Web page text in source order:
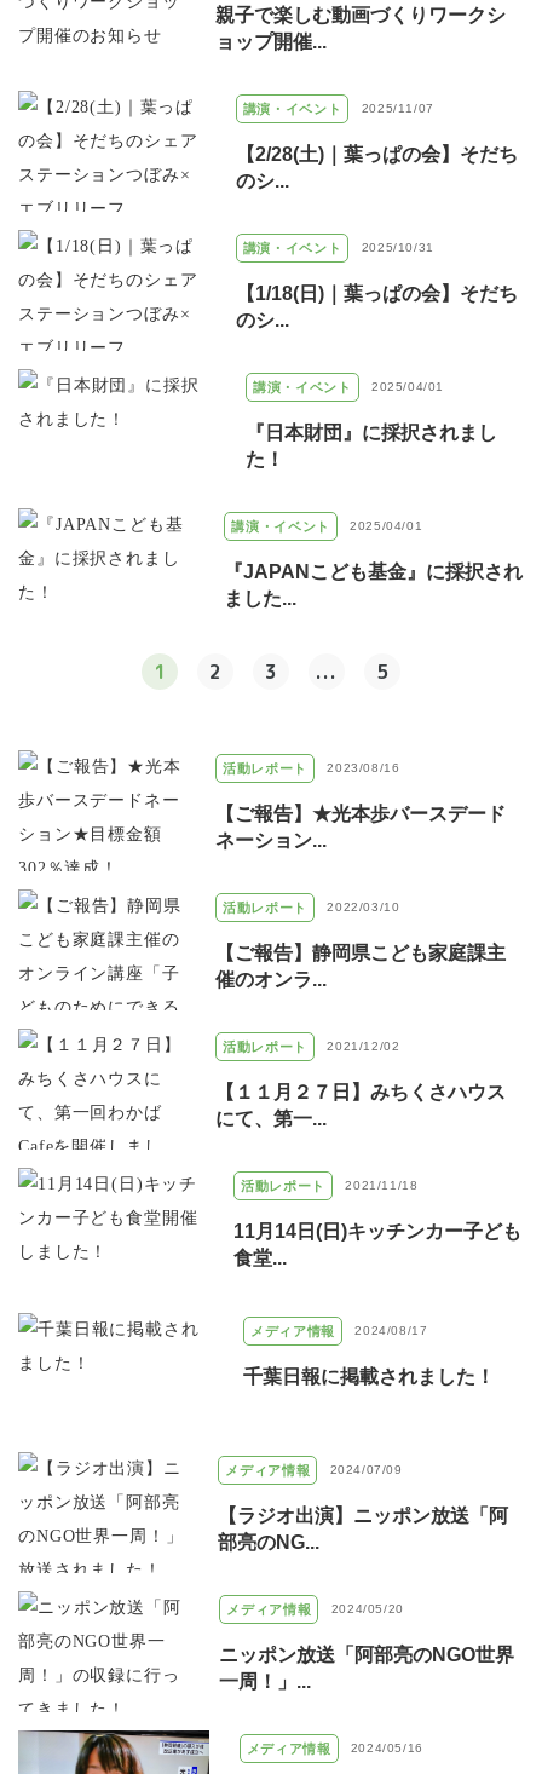
親子で楽しむ動画づくりワークシ
ョップ開催...
講演・イベント 2025/11/07
【2/28(土)｜葉っぱの会】そだち
のシ...
講演・イベント 2025/10/31
【1/18(日)｜葉っぱの会】そだち
のシ...
講演・イベント 2025/04/01
『日本財団』に採択されまし
た！
講演・イベント 2025/04/01
『JAPANこども基金』に採択され
ました...
1 2 3 ... 5
活動レポート 2023/08/16
【ご報告】★光本歩バースデード
ネーション...
活動レポート 2022/03/10
【ご報告】静岡県こども家庭課主
催のオンラ...
活動レポート 2021/12/02
【１１月２７日】みちくさハウス
にて、第一...
活動レポート 2021/11/18
11月14日(日)キッチンカー子ども
食堂...
メディア情報 2024/08/17
千葉日報に掲載されました！
メディア情報 2024/07/09
【ラジオ出演】ニッポン放送「阿
部亮のNG...
メディア情報 2024/05/20
ニッポン放送「阿部亮のNGO世界
一周！」...
メディア情報 2024/05/16